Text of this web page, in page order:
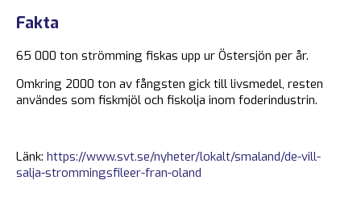
Fakta
65 000 ton strömming fiskas upp ur Östersjön per år.
Omkring 2000 ton av fångsten gick till livsmedel, resten
användes som fiskmjöl och fiskolja inom foderindustrin.
Länk: https://www.svt.se/nyheter/lokalt/smaland/de-vill-
salja-strommingsfileer-fran-oland